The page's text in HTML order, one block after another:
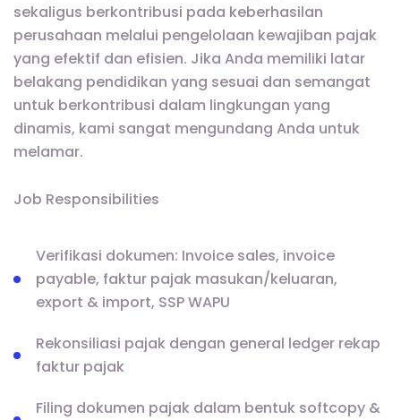
sekaligus berkontribusi pada keberhasilan
perusahaan melalui pengelolaan kewajiban pajak
yang efektif dan efisien. Jika Anda memiliki latar
belakang pendidikan yang sesuai dan semangat
untuk berkontribusi dalam lingkungan yang
dinamis, kami sangat mengundang Anda untuk
melamar.
Job Responsibilities
Verifikasi dokumen: Invoice sales, invoice
payable, faktur pajak masukan/keluaran,
export & import, SSP WAPU
Rekonsiliasi pajak dengan general ledger rekap
faktur pajak
Filing dokumen pajak dalam bentuk softcopy &